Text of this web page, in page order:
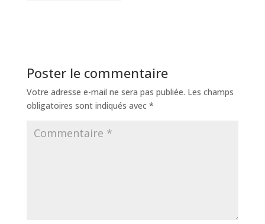
Poster le commentaire
Votre adresse e-mail ne sera pas publiée. Les champs
obligatoires sont indiqués avec *